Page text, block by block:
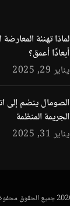
لماذا تهنئة
أبعادًا أعمق؟
يناير 29, 2025
الصومال ينضم إلى
الجريمة المنظمة
يناير 31, 2025